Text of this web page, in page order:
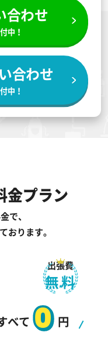
合わせ
中！
合わせ
中！
金プラン
で、
おります。
出張費
無料
べて
0
円